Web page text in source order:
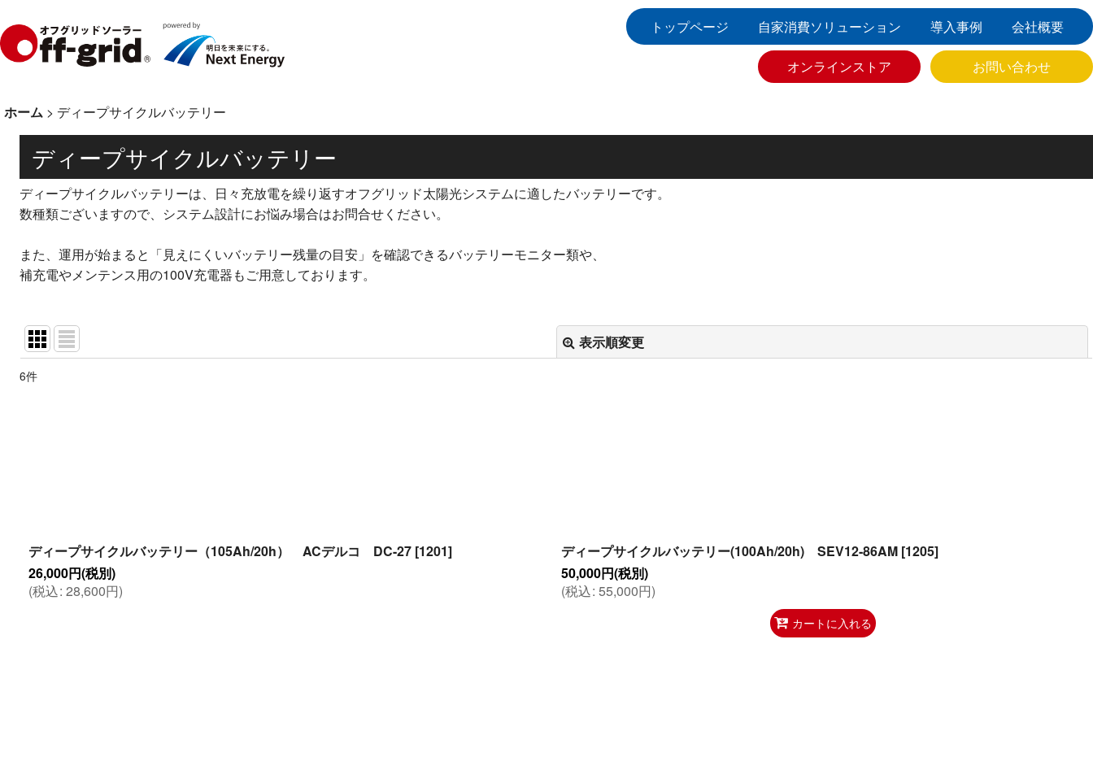
トップページ 自家消費ソリューション 導入事例 会社概要
オンラインストア お問い合わせ
ホーム > ディープサイクルバッテリー
ディープサイクルバッテリー
ディープサイクルバッテリーは、日々充放電を繰り返すオフグリッド太陽光システムに適したバッテリーです。
数種類ございますので、システム設計にお悩み場合はお問合せください。
また、運用が始まると「見えにくいバッテリー残量の目安」を確認できるバッテリーモニター類や、
補充電やメンテンス用の100V充電器もご用意しております。
表示順変更
6件
ディープサイクルバッテリー（105Ah/20h） ACデルコ DC-27 [1201]
26,000円(税別)
(税込: 28,600円)
ディープサイクルバッテリー(100Ah/20h) SEV12-86AM [1205]
50,000円(税別)
(税込: 55,000円)
カートに入れる